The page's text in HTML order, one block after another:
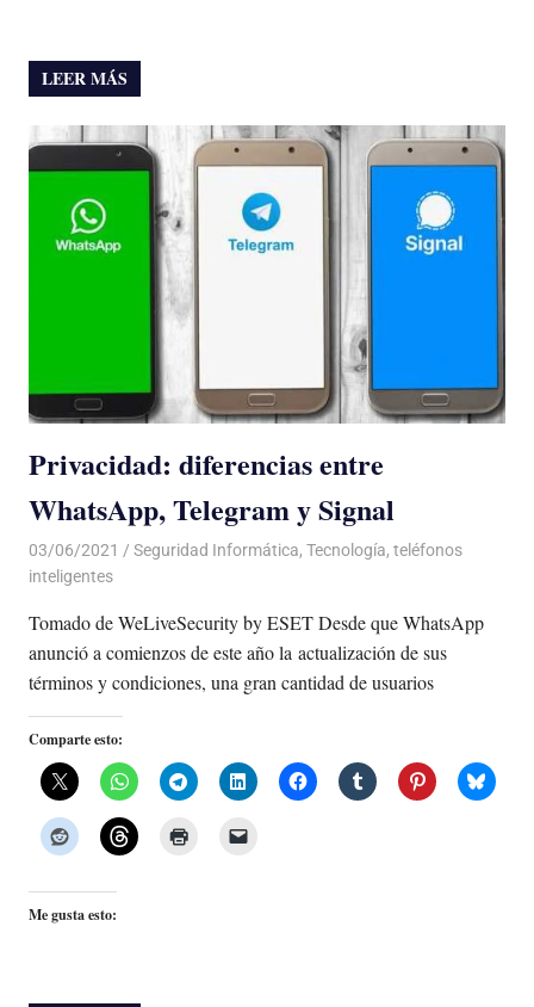
LEER MÁS
Privacidad: diferencias entre
WhatsApp, Telegram y Signal
03/06/2021 De todo un Poco
Seguridad Informática, Tecnología, teléfonos
inteligentes
Tomado de WeLiveSecurity by ESET Desde que WhatsApp
anunció a comienzos de este año la actualización de sus
términos y condiciones, una gran cantidad de usuarios
Comparte esto:
Me gusta esto: